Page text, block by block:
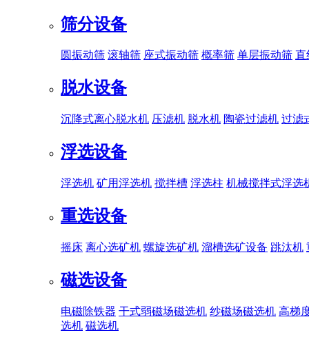
筛分设备
圆振动筛 滚轴筛 座式振动筛 概率筛 单层振动筛 直
脱水设备
沉降式离心脱水机 压滤机 脱水机 陶瓷过滤机 过滤
浮选设备
浮选机 矿用浮选机 搅拌槽 浮选柱 机械搅拌式浮选
重选设备
摇床 离心选矿机 螺旋选矿机 溜槽选矿设备 跳汰机
磁选设备
电磁除铁器 干式弱磁场磁选机 纱磁场磁选机 高梯
选机 磁选机